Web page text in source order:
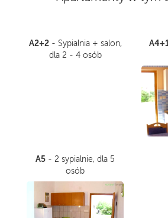
A2+2- Sypialnia + salon,
dla 2 - 4 osób
A5 - 2 sypialnie, dla 5
osób